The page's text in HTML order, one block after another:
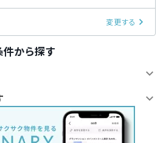
変更する
から探す